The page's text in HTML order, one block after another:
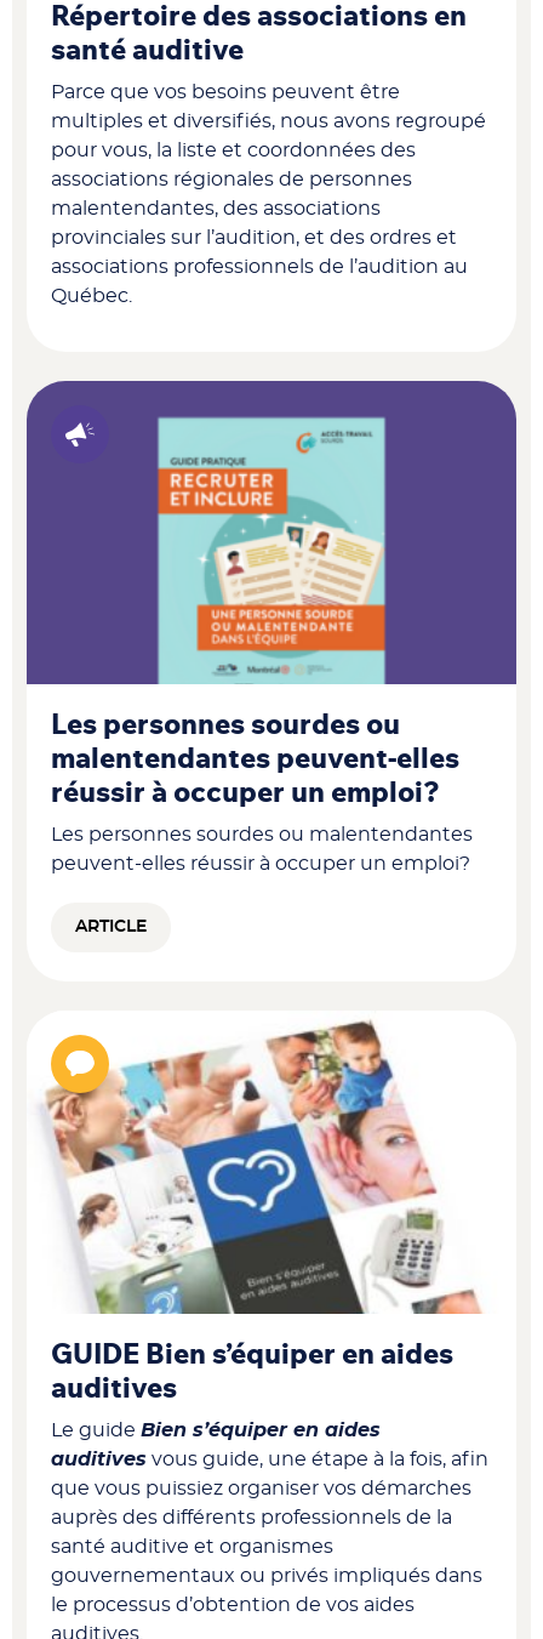
Répertoire des associations en
santé auditive
Parce que vos besoins peuvent être
multiples et diversifiés, nous avons regroupé
pour vous, la liste et coordonnées des
associations régionales de personnes
malentendantes, des associations
provinciales sur l’audition, et des ordres et
associations professionnels de l’audition au
Québec.
Les personnes sourdes ou
malentendantes peuvent-elles
réussir à occuper un emploi?​
Les personnes sourdes ou malentendantes
peuvent-elles réussir à occuper un emploi?​
ARTICLE
GUIDE Bien s’équiper en aides
auditives
Le guideBien s’équiper en aides
auditives vous guide, une étape à la fois, afin
que vous puissiez organiser vos démarches
auprès des différents professionnels de la
santé auditive et organismes
gouvernementaux ou privés impliqués dans
le processus d’obtention de vos aides
auditives.